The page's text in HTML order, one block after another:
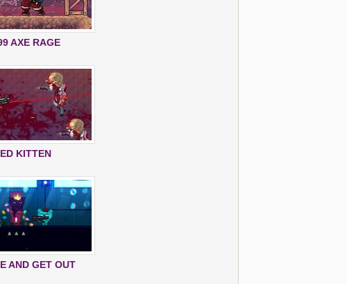
AXE RAGE
KITTEN
AND GET OUT